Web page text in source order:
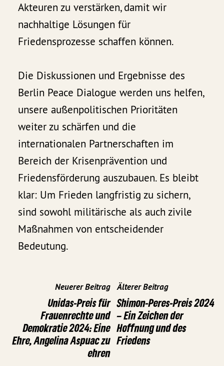
Akteuren zu verstärken, damit wir
nachhaltige Lösungen für
Friedensprozesse schaffen können.
Die Diskussionen und Ergebnisse des
Berlin Peace Dialogue werden uns helfen,
unsere außenpolitischen Prioritäten
weiter zu schärfen und die
internationalen Partnerschaften im
Bereich der Krisenprävention und
Friedensförderung auszubauen. Es bleibt
klar: Um Frieden langfristig zu sichern,
sind sowohl militärische als auch zivile
Maßnahmen von entscheidender
Bedeutung.
Neuerer Beitrag
Unidas-Preis für
Frauenrechte und
Demokratie 2024: Eine
Ehre, Angelina Aspuac zu
ehren
Älterer Beitrag
Shimon-Peres-Preis 2024
– Ein Zeichen der
Hoffnung und des
Friedens